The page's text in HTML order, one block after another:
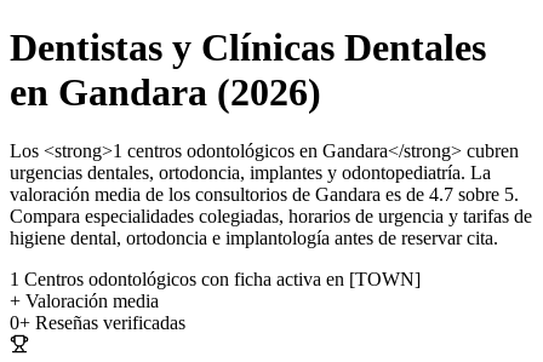
Dentistas y Clínicas Dentales
en Gandara (2026)
Los <strong>1 centros odontológicos en Gandara</strong> cubren
urgencias dentales, ortodoncia, implantes y odontopediatría. La
valoración media de los consultorios de Gandara es de 4.7 sobre 5.
Compara especialidades colegiadas, horarios de urgencia y tarifas de
higiene dental, ortodoncia e implantología antes de reservar cita.
1 Centros odontológicos con ficha activa en [TOWN]
+ Valoración media
0+ Reseñas verificadas